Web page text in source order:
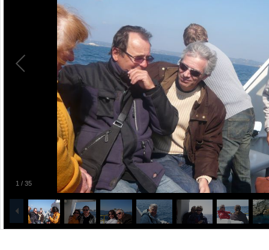
1 / 35